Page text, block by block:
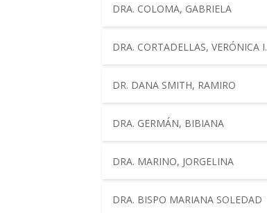
DRA. COLOMA, GABRIELA
DRA. CORTADELLAS, VERÓNICA I.
DR. DANA SMITH, RAMIRO
DRA. GERMÁN, BIBIANA
DRA. MARINO, JORGELINA
DRA. BISPO MARIANA SOLEDAD